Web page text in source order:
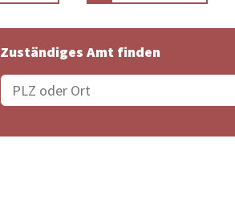
Zuständiges Amt finden